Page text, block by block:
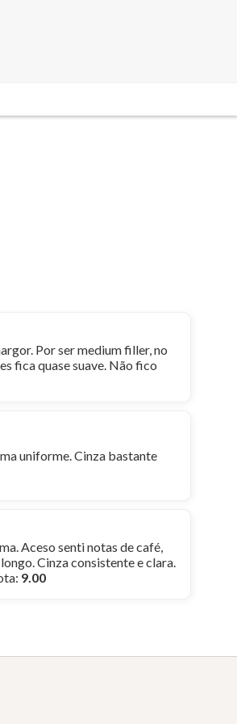
Por ser medium filler, no
fica quase suave. Não fico
uniforme. Cinza bastante
Aceso senti notas de café,
Cinza consistente e clara.
9.00